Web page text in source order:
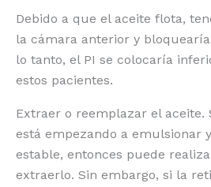
Debido a que el aceite flota,
la cámara anterior y
lo tanto, el PI se colocaría
estos pacientes.
Extraer o reemplazar el aceite.
está empezando a emulsionar
estable, entonces puede
extraerlo. Sin embargo, si la